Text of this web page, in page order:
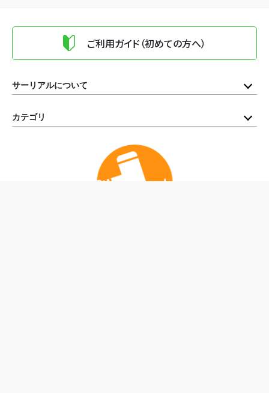
ご利用ガイド（初めての方へ）
サーリアルについて
カテゴリ